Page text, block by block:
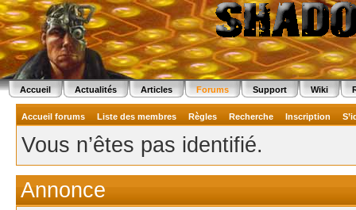
Accueil Actualités Articles Forums Support Wiki
Accueil forums Liste des membres Règles Recherche Inscription
Vous n’êtes pas identifié.
Annonce